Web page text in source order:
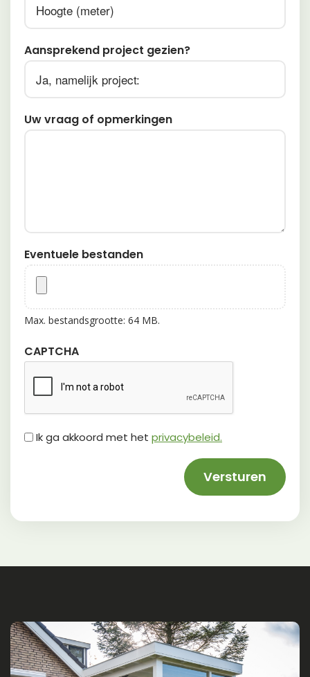
Aansprekend project gezien?
Uw vraag of opmerkingen
Eventuele bestanden
Max. bestandsgrootte: 64 MB.
CAPTCHA
Untitled
Ik ga akkoord met het privacybeleid.